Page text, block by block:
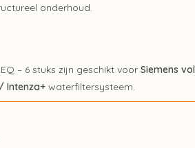
onderhoud.
– 6 stuks zijn geschikt voor Siemens
Intenza+ waterfiltersysteem.